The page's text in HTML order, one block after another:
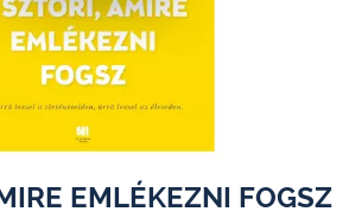
EMLÉKEZNI FOGSZ